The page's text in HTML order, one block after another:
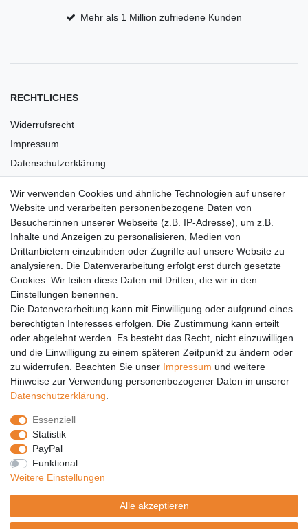
Mehr als 1 Million zufriedene Kunden
RECHTLICHES
Widerrufsrecht
Impressum
Datenschutzerklärung
Versandkosten
Barrierefreiheit
Anleitungen
Vertrag widerrufen
PARTNER
DHL
GLS
PaketPLUS
SPONSORING
Malchower SV 90
Malchower Wölfe
ZERTIFIKATE
Händlerbund
Trusted Shops
Wir verwenden Cookies und ähnliche Technologien auf unserer
Website und verarbeiten personenbezogene Daten von
Besucher:innen unserer Webseite (z.B. IP-Adresse), um z.B.
Inhalte und Anzeigen zu personalisieren, Medien von
Drittanbietern einzubinden oder Zugriffe auf unsere Website zu
analysieren. Die Datenverarbeitung erfolgt erst durch gesetzte
Cookies. Wir teilen diese Daten mit Dritten, die wir in den
Einstellungen benennen.
Die Datenverarbeitung kann mit Einwilligung oder aufgrund eines
berechtigten Interesses erfolgen. Die Zustimmung kann erteilt
oder abgelehnt werden. Es besteht das Recht, nicht einzuwilligen
und die Einwilligung zu einem späteren Zeitpunkt zu ändern oder
zu widerrufen. Beachten Sie unser Impressum und weitere
Hinweise zur Verwendung personenbezogener Daten in unserer
Daten­schutz­erklärung
Essenziell
Statistik
PayPal
Funktional
Weitere Einstellungen
Alle akzeptieren